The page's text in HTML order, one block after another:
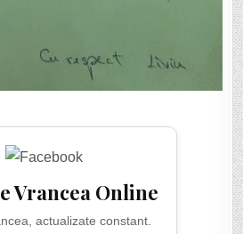
Vrancea Online
actualizate constant.